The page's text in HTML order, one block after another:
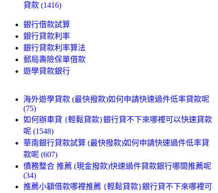
貸款 (1416)
銀行借款試算
銀行貸款利率
銀行貸款利率算法
郵局壽險保單借款
遊學貸款銀行
海外遊學貸款 (最快撥款)如何申請快速過件低率貸款呢
(75)
如何辦車貸 {輕鬆貸款}銀行貸不下來哪裡可以快速貸款
呢 (1548)
華南銀行貸款試算 (最快撥款)如何申請快速過件低率貸
款呢 (607)
債務整合 推薦 (現金撥款)快速過件貸款銀行哪間推薦呢
(34)
推薦小額借款哪裡推薦 {輕鬆貸款}銀行貸不下來哪裡可